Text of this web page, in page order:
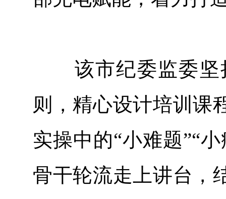
该市纪委监委坚
则，精心设计培训课
实操中的“小难题”“
骨干轮流走上讲台，